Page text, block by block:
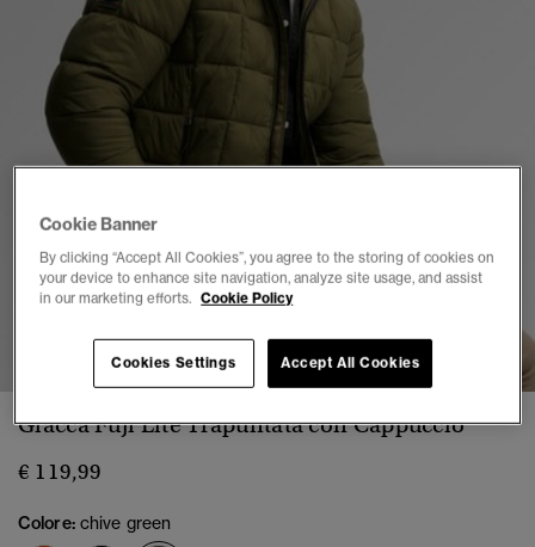
Giacca Fuji Lite Trapuntata con Cappuccio
€ 119,99
Colore: chive green
Cookie Banner
By clicking “Accept All Cookies”, you agree to the storing of cookies on
your device to enhance site navigation, analyze site usage, and assist
in our marketing efforts. Cookie Policy
Cookies Settings Accept All Cookies